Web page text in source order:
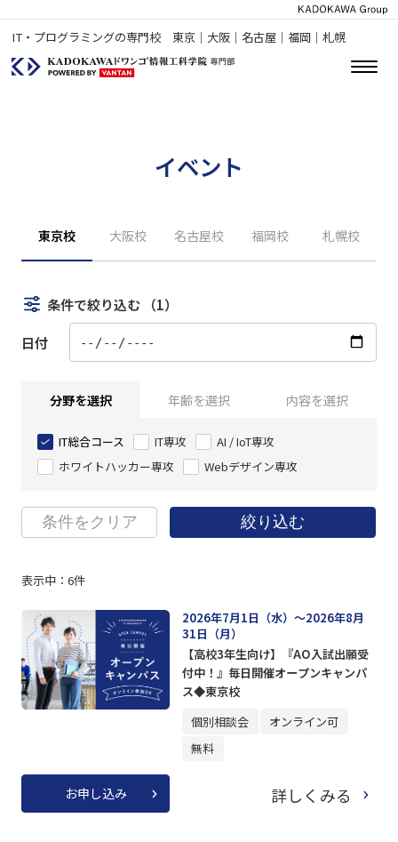
IT・プログラミングの専門校 東京｜大阪｜名古屋｜福岡｜札幌
イベント
東京校 大阪校 名古屋校 福岡校 札幌校
条件で絞り込む （1）
日付
分野を選択 年齢を選択 内容を選択
IT総合コース IT専攻
AI / IoT専攻
ホワイトハッカー専攻
Webデザイン専攻
条件をクリア 絞り込む
表示中： 6件
2026年7月1日（水）～2026年8月
31日（月）
【高校3年生向け】『AO入試出願受
付中！』毎日開催オープンキャンパ
ス◆東京校
個別相談会
オンライン可
無料
お申し込み 詳しくみる